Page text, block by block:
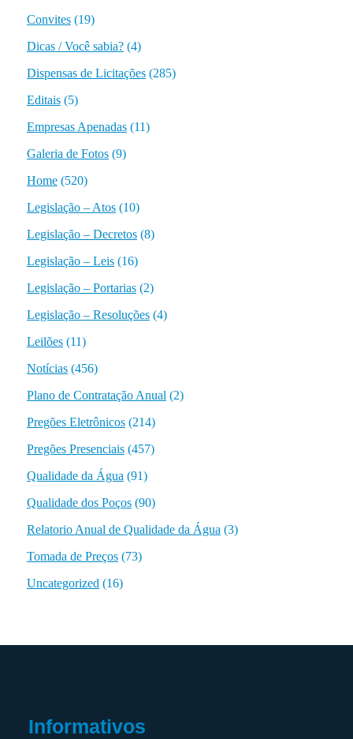
Convites(19)
Dicas / Você sabia?(4)
Dispensas de Licitações(285)
Editais(5)
Empresas Apenadas(11)
Galeria de Fotos(9)
Home(520)
Legislação – Atos(10)
Legislação – Decretos(8)
Legislação – Leis(16)
Legislação – Portarias(2)
Legislação – Resoluções(4)
Leilões(11)
Notícias(456)
Plano de Contratação Anual (2)
Pregões Eletrônicos(214)
Pregões Presenciais(457)
Qualidade da Água (91)
Qualidade dos Poços(90)
Relatorio Anual de Qualidade da Água (3)
Tomada de Preços(73)
Uncategorized (16)
Informativos